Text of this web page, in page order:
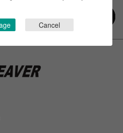
Cancel